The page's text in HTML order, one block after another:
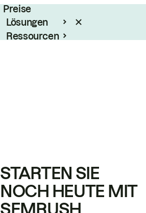
Preise
Lösungen
Ressourcen
STARTEN SIE
NOCH HEUTE MIT
SEMRUSH